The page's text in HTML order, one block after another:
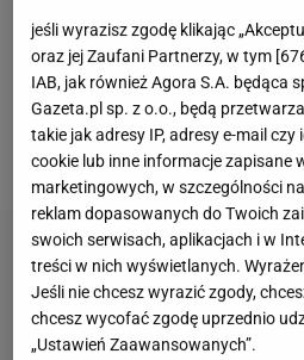
w nim jednak ani jednego
powrotem do Granady, a
wkrótce trafił na stałe. Grał
Santander i UD Extremadura.
styczniu 2022 r. z powodu
jeśli wyrazisz zgodę klikając
oraz jej Zaufani Partnerzy, w tym [
IAB, jak również Agora S.A. będąca
Gazeta.pl sp. z o.o., będą
takie jak adresy IP, adresy e-mail
cookie lub inne informacje zapisane
marketingowych, w szczególności
reklam dopasowanych do Twoich
swoich serwisach, aplikacjach i w
treści w nich wyświetlanych.
Jeśli nie chcesz wyrazić zgody,
chcesz wycofać zgodę uprzednio
„Ustawień Zaawansowanych”.